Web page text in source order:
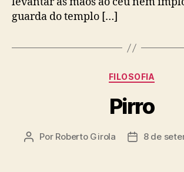
guarda do templo […]
Categorias
FILOSOFIA
Pirro
Autor
Por Roberto Girola
Data8 de